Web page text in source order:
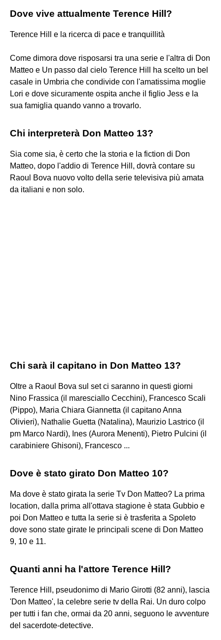
Dove vive attualmente Terence Hill?
Terence Hill e la ricerca di pace e tranquillità
Come dimora dove risposarsi tra una serie e l'altra di Don
Matteo e Un passo dal cielo Terence Hill ha scelto un bel
casale in Umbria che condivide con l'amatissima moglie
Lori e dove sicuramente ospita anche il figlio Jess e la
sua famiglia quando vanno a trovarlo.
Chi interpreterà Don Matteo 13?
Sia come sia, è certo che la storia e la fiction di Don
Matteo, dopo l'addio di Terence Hill, dovrà contare su
Raoul Bova nuovo volto della serie televisiva più amata
da italiani e non solo.
Chi sarà il capitano in Don Matteo 13?
Oltre a Raoul Bova sul set ci saranno in questi giorni
Nino Frassica (il maresciallo Cecchini), Francesco Scali
(Pippo), Maria Chiara Giannetta (il capitano Anna
Olivieri), Nathalie Guetta (Natalina), Maurizio Lastrico (il
pm Marco Nardi), Ines (Aurora Menenti), Pietro Pulcini (il
carabiniere Ghisoni), Francesco ...
Dove è stato girato Don Matteo 10?
Ma dove è stato girata la serie Tv Don Matteo? La prima
location, dalla prima all'ottava stagione è stata Gubbio e
poi Don Matteo e tutta la serie si è trasferita a Spoleto
dove sono state girate le principali scene di Don Matteo
9, 10 e 11.
Quanti anni ha l'attore Terence Hill?
Terence Hill, pseudonimo di Mario Girotti (82 anni), lascia
'Don Matteo', la celebre serie tv della Rai. Un duro colpo
per tutti i fan che, ormai da 20 anni, seguono le avventure
del sacerdote-detective.